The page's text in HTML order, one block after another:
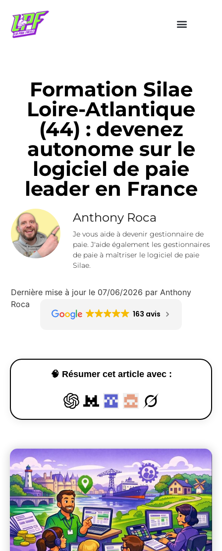
Formation Silae
Loire-Atlantique
(44) : devenez
autonome sur le
logiciel de paie
leader en France
Anthony Roca
Je vous aide à devenir gestionnaire de
paie. J'aide également les gestionnaires
de paie à maîtriser le logiciel de paie
Silae.
Dernière mise à jour le 07/06/2026 par Anthony
Roca
163 avis
🧠 Résumer cet article avec :